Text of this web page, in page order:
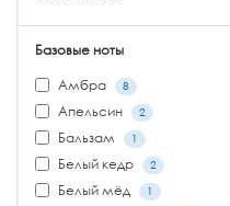
Базовые ноты
Амбра
8
Апельсин 2
Бальзам 1
Белый кедр 2
Белый мёд 1